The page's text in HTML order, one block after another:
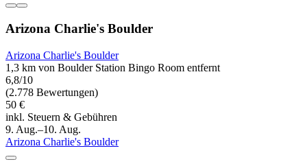
Arizona Charlie's Boulder
Arizona Charlie's Boulder
1,3 km von Boulder Station Bingo Room entfernt
6,8/10
(2.778 Bewertungen)
50 €
inkl. Steuern & Gebühren
9. Aug.–10. Aug.
Arizona Charlie's Boulder